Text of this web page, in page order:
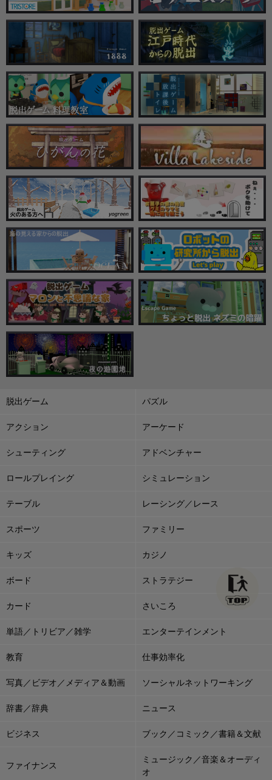
脱出ゲーム パズル
アクション アーケード
シューティング アドベンチャー
ロールプレイング シミュレーション
テーブル レーシング／レース
スポーツ ファミリー
キッズ カジノ
ボード ストラテジー
カード さいころ
単語／トリビア／雑学 エンターテインメント
教育 仕事効率化
写真／ビデオ／メディア＆動画 ソーシャルネットワーキング
辞書／辞典 ニュース
ビジネス ブック／コミック／書籍＆文献
ファイナンス
ミュージック／音楽＆オーディ
オ